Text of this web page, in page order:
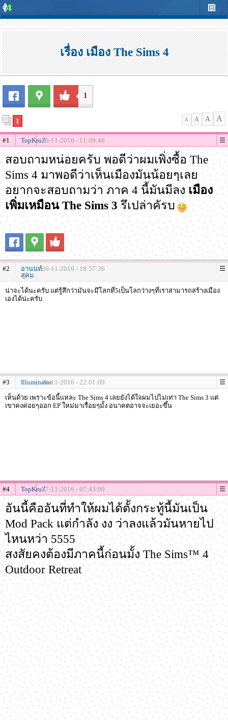
เรื่อง เมือง The Sims 4
1
1 A A A A
#1 TopKruZ26-11-2016 - 11:09:46
สอบถามหน่อยครับ พอดีว่าผมเพิ่งซื้อ The
Sims 4 มาพอดีว่าเห็นเมืองมันน้อยๆเลย
อยากจะสอบถามว่า ภาค 4 นี้มันมีลงเมือง
เพิ่มเหมือน The Sims 3รึเปล่าคัรบ
#2
อานนท์
สุคม
26-11-2016 - 18:57:36
น่าจะได้นะครับ แต่รู้สึกว่ามันจะมึโลกที่5เป็นโลกว่างๆที่เราสามารถสร้างเมือง
เองได้น่ะครับ
#3 Illuminator26-11-2016 - 22:01:09
เห็นด้วย เพราะข้อนี้แหละ The Sims 4 เลยยังได้ใจผมไปไม่เท่า The Sims 3 แต่
เขาคงค่อยๆออก EP ใหม่มาเรื่อยๆมั้ง อนาคตอาจจะเยอะขึ้น
#4 TopKruZ27-11-2016 - 07:43:00
อันนี้คืออันที่ทำให้ผมได้ตั้งกระทู้นี้มันเป็น
Mod Pack แต่กำลัง งง ว่าลงแล้วมันหายไป
ไหนหว่า 5555
สงสัยคงต้องมีภาคนี้ก่อนมั้ง The Sims™ 4
Outdoor Retreat